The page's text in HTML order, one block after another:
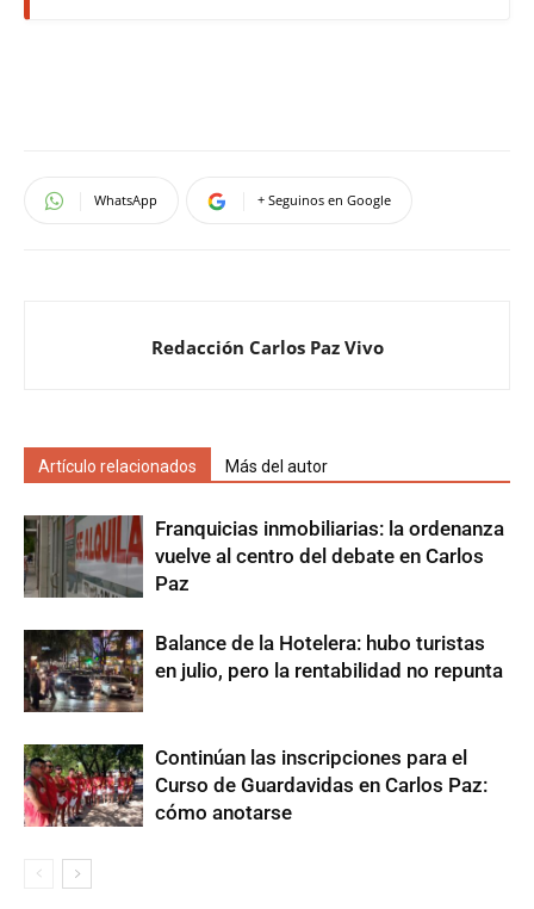
WhatsApp + Seguinos en Google
Redacción Carlos Paz Vivo
Artículo relacionados Más del autor
Franquicias inmobiliarias: la ordenanza
vuelve al centro del debate en Carlos
Paz
Balance de la Hotelera: hubo turistas
en julio, pero la rentabilidad no repunta
Continúan las inscripciones para el
Curso de Guardavidas en Carlos Paz:
cómo anotarse